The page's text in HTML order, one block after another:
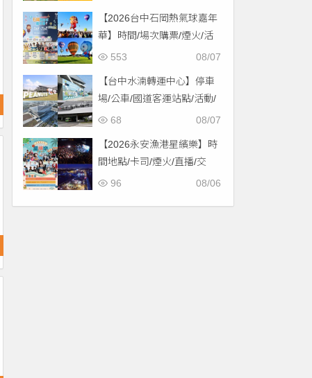
【2026台中石岡熱氣球嘉年
華】時間/場次購票/煙火/活
動/交通，土牛運動公園登08/07
553
【台中水湳轉運中心】停車
場/公車/國道客運站點/活動/
交通，啟用免費停車！ 08/07
68
【2026永安漁港星繽樂】時
間地點/卡司/煙火/直播/交
通，免費入場！
08/06
96